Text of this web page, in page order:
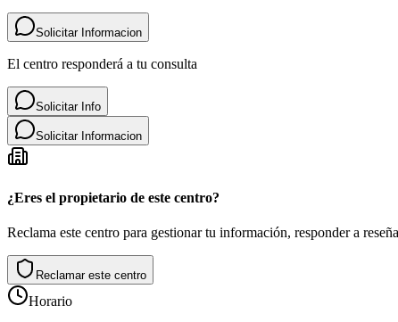
Solicitar Informacion
El centro responderá a tu consulta
Solicitar Info
Solicitar Informacion
¿Eres el propietario de este centro?
Reclama este centro para gestionar tu información, responder a
Reclamar este centro
Horario